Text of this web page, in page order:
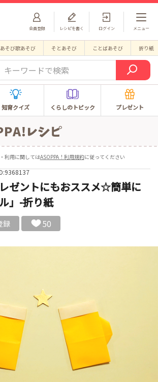
会員登録 ログイン
レシピを書く メニュー
そび歌あそび そとあそび ことばあそび 折り紙
知育クイズ くらしのトピック プレゼント
利用に関してはASOPPA！利用規約に従ってください
レゼントにもおススメ☆簡単に
」-折り紙
録 50